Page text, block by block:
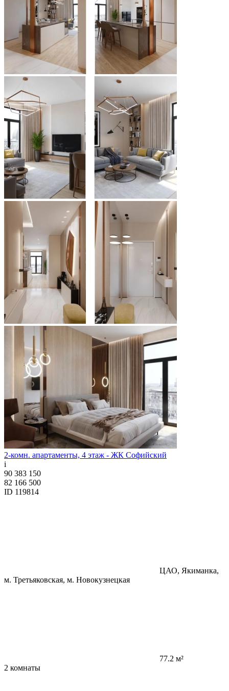
2-комн. апартаменты, 4 этаж - ЖК Софийский
i
90 383 150
82 166 500
ID 119814
ЦАО, Якиманка,
м. Третьяковская, м. Новокузнецкая
77.2 м²
2 комнаты